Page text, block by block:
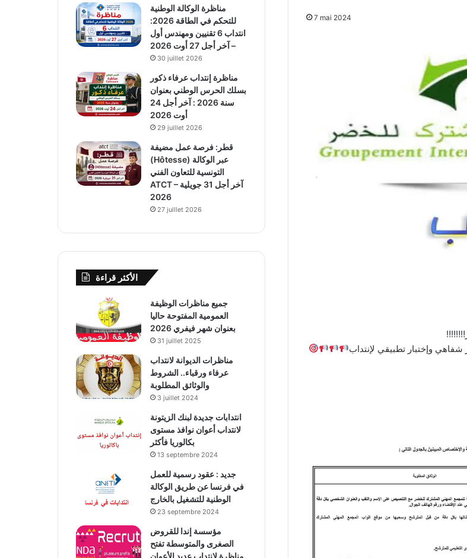
7 mai 2024
مناظرة الوكالة الوطنية
للتحكم في الطاقة 2026:
انتداب 6 تقنيين ومهندس أول
– آخر أجل 27 أوت 2026
30 juillet 2026
مناظرة إنتداب عرفاء ذكور
بسلك الحرس الوطني بعنوان
سنة 2026 : آخر أجل 24
أوت 2026
29 juillet 2026
قطر: فرصة عمل مضيفة
(Hôtesse) عبر الوكالة
التونسية للتعاون الفني
ATCT – آخر أجل 31 جويلية
2026
27 juillet 2026
الأكثر قراءة
جميع مناظرات الوظيفة
العمومية المفتوحة حاليا
بعنوان شهر فيفري 2026
31 juillet 2025
مناظرات الديوانة لانتداب
عرفاء ورقباء.. الشروط
والوثائق المطلوبة
3 juillet 2024
انتدابات جديدة لبنك الزيتونة
لانتداب أعوان نوافذ مستوى
بكالوريا فأكثر
13 septembre 2024
جديد : عقود رسمية للعمل
في فرنسا عن طريق الوكالة
الوطنية للتشغيل بالخارج
23 septembre 2024
مؤسسة إندا للقروض
الصغرى والمتوسطة تفتح
مناظرة لإنتداب عديد الأعوان